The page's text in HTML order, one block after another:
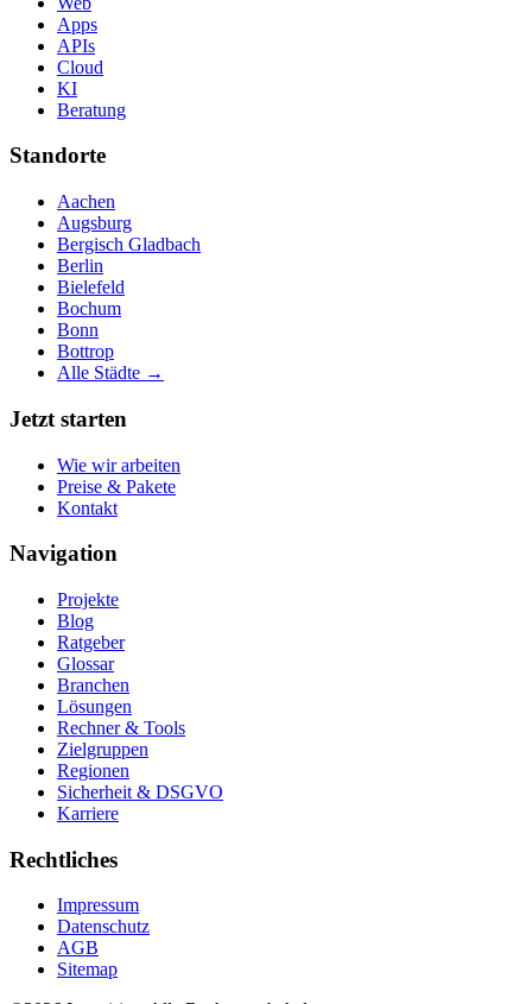
Apps
APIs
Cloud
KI
Beratung
Standorte
Aachen
Augsburg
Bergisch Gladbach
Berlin
Bielefeld
Bochum
Bonn
Bottrop
Alle Städte →
Jetzt starten
Wie wir arbeiten
Preise & Pakete
Kontakt
Navigation
Projekte
Blog
Ratgeber
Glossar
Branchen
Lösungen
Rechner & Tools
Zielgruppen
Regionen
Sicherheit & DSGVO
Karriere
Rechtliches
Impressum
Datenschutz
AGB
Sitemap